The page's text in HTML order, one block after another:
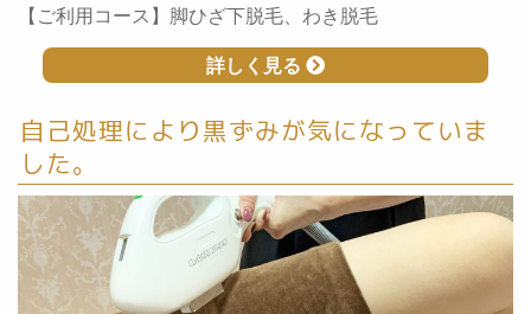
【ご利用コース】脚ひざ下脱毛、わき脱毛
詳しく見る
自己処理により黒ずみが気になっていま
した。